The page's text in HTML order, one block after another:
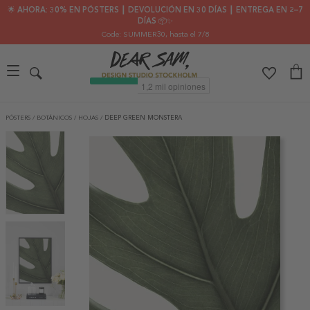
🌟 AHORA: 30% EN PÓSTERS ┃ DEVOLUCIÓN EN 30 DÍAS ┃ ENTREGA EN 2–7
DÍAS 📦✨
Code: SUMMER30, hasta el 7/8
PÓSTERS / BOTÁNICOS / HOJAS / DEEP GREEN MONSTERA